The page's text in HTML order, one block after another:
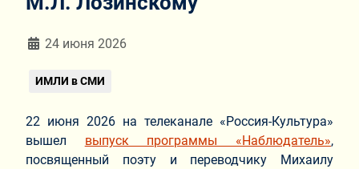
Информация о материале
24 июня 2026
ИМЛИ в СМИ
22 июня 2026 на телеканале «Россия-Культура»
вышел выпуск программы «Наблюдатель»,
посвященный поэту и переводчику Михаилу